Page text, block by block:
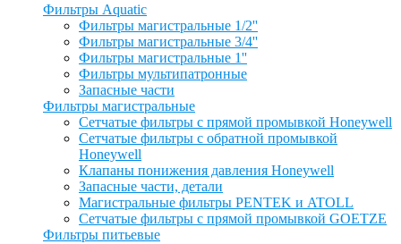
Фильтры Aquatic
Фильтры магистральные 1/2''
Фильтры магистральные 3/4''
Фильтры магистральные 1''
Фильтры мультипатронные
Запасные части
Фильтры магистральные
Сетчатые фильтры с прямой промывкой Honeywell
Сетчатые фильтры с обратной промывкой
Honeywell
Клапаны понижения давления Honeywell
Запасные части, детали
Магистральные фильтры PENTEK и ATOLL
Сетчатые фильтры с прямой промывкой GOETZE
Фильтры питьевые